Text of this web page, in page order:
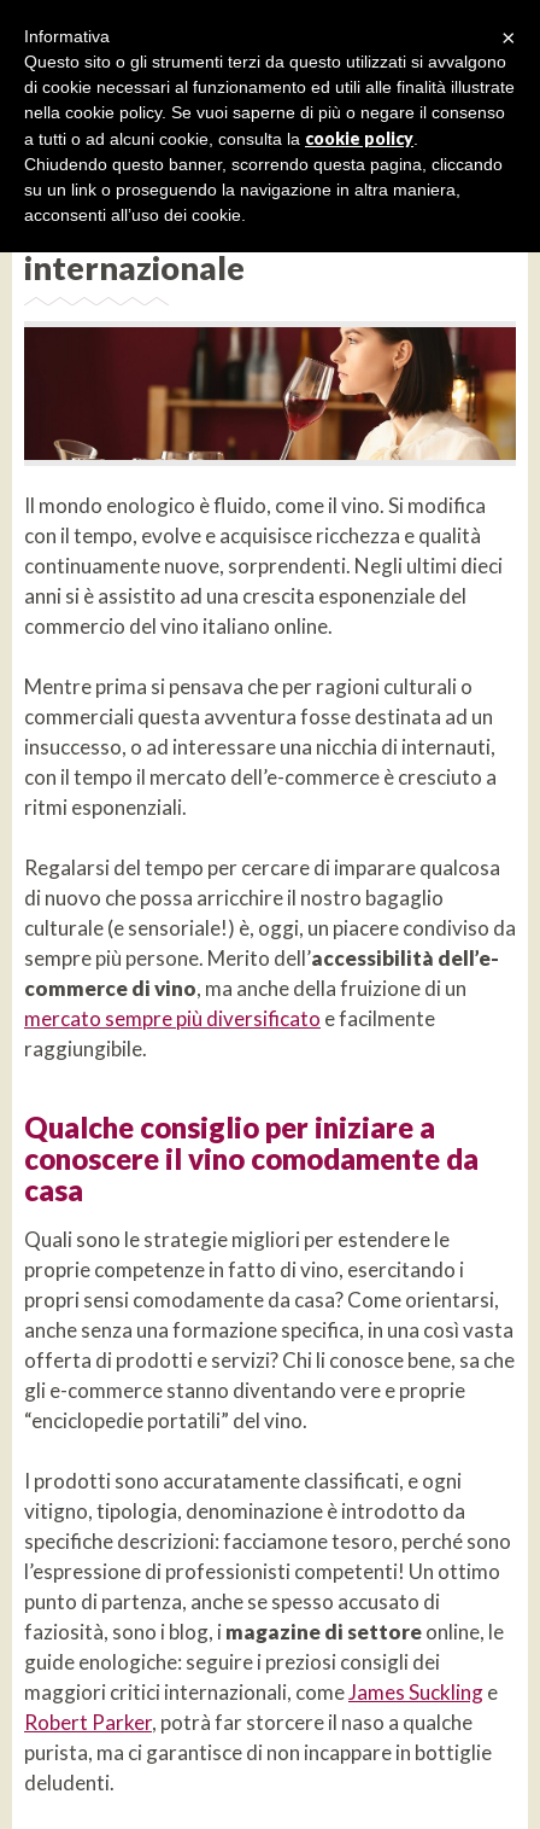
PILLOLE APPROFONDIMENTI
14 Novembre 2020 | aggiornato il:2020-11-21
Vino online: allargare gli
orizzonti con uno sguardo
internazionale
Il mondo enologico è fluido, come il vino. Si modifica
con il tempo, evolve e acquisisce ricchezza e qualità
continuamente nuove, sorprendenti. Negli ultimi dieci
anni si è assistito ad una crescita esponenziale del
commercio del vino italiano online.
Mentre prima si pensava che per ragioni culturali o
commerciali questa avventura fosse destinata ad un
insuccesso, o ad interessare una nicchia di internauti,
con il tempo il mercato dell’e-commerce è cresciuto a
ritmi esponenziali.
Regalarsi del tempo per cercare di imparare qualcosa
di nuovo che possa arricchire il nostro bagaglio
culturale (e sensoriale!) è, oggi, un piacere condiviso da
sempre più persone. Merito dell’accessibilità dell’e-
commerce di vino, ma anche della fruizione di un
mercato sempre più diversificato e facilmente
raggiungibile.
Qualche consiglio per iniziare a
conoscere il vino comodamente da
casa
Quali sono le strategie migliori per estendere le
proprie competenze in fatto di vino, esercitando i
propri sensi comodamente da casa? Come orientarsi,
anche senza una formazione specifica, in una così vasta
offerta di prodotti e servizi? Chi li conosce bene, sa che
gli e-commerce stanno diventando vere e proprie
“enciclopedie portatili” del vino.
I prodotti sono accuratamente classificati, e ogni
vitigno, tipologia, denominazione è introdotto da
specifiche descrizioni: facciamone tesoro, perché sono
l’espressione di professionisti competenti! Un ottimo
punto di partenza, anche se spesso accusato di
faziosità, sono i blog, imagazine di settoreonline, le
guide enologiche: seguire i preziosi consigli dei
maggiori critici internazionali, comeJames Sucklinge
Robert Parker, potrà far storcere il naso a qualche
purista, ma ci garantisce di non incappare in bottiglie
deludenti.
×
Informativa
Questo sito o gli strumenti terzi da questo utilizzati si avvalgono
di cookie necessari al funzionamento ed utili alle finalità illustrate
nella cookie policy. Se vuoi saperne di più o negare il consenso
a tutti o ad alcuni cookie, consulta la cookie policy
Chiudendo questo banner, scorrendo questa pagina, cliccando
su un link o proseguendo la navigazione in altra maniera,
acconsenti all’uso dei cookie.